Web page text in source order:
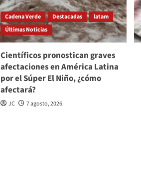
Cadena Verde Destacadas
latam
Últimas Noticias
Científicos pronostican graves
afectaciones en América Latina
por el Súper El Niño, ¿cómo
afectará?
JC 7 agosto, 2026